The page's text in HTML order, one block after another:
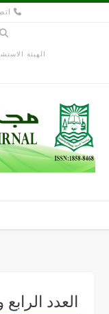
Skip
الهيئة
العدد